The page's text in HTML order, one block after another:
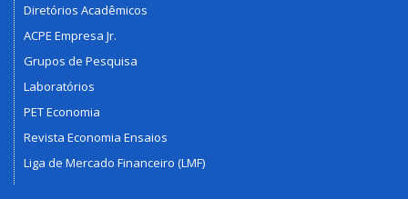
Diretórios Acadêmicos
ACPE Empresa Jr.
Grupos de Pesquisa
Laboratórios
PET Economia
Revista Economia Ensaios
Liga de Mercado Financeiro (LMF)